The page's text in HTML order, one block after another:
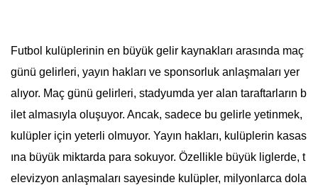
Futbol kulüplerinin en büyük gelir kaynakları arasında maç
günü gelirleri, yayın hakları ve sponsorluk anlaşmaları yer
alıyor. Maç günü gelirleri, stadyumda yer alan taraftarların b
ilet almasıyla oluşuyor. Ancak, sadece bu gelirle yetinmek,
kulüpler için yeterli olmuyor. Yayın hakları, kulüplerin kasas
ına büyük miktarda para sokuyor. Özellikle büyük liglerde, t
elevizyon anlaşmaları sayesinde kulüpler, milyonlarca dola